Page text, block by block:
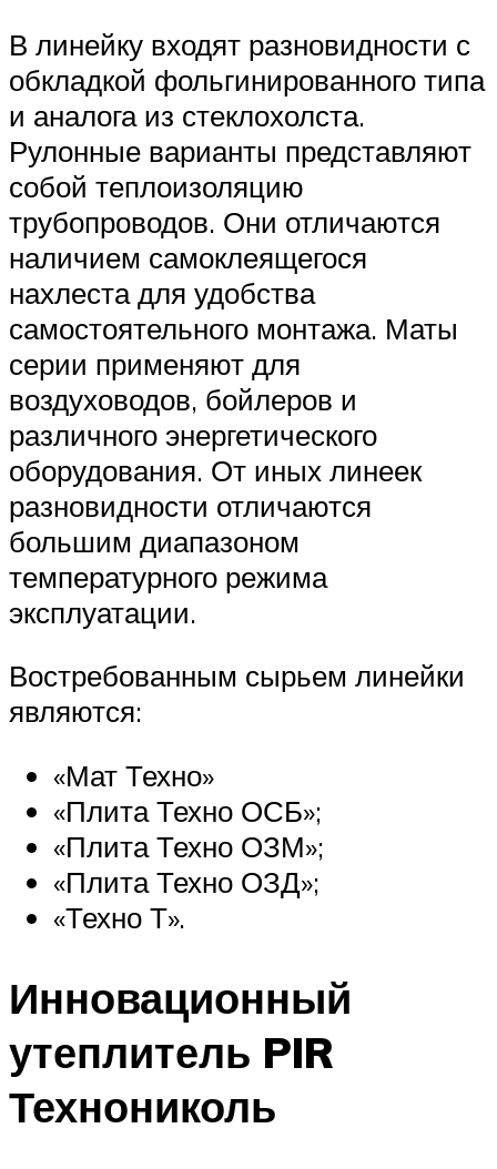
В линейку входят разновидности с
обкладкой фольгинированного типа
и аналога из стеклохолста.
Рулонные варианты представляют
собой теплоизоляцию
трубопроводов. Они отличаются
наличием самоклеящегося
нахлеста для удобства
самостоятельного монтажа. Маты
серии применяют для
воздуховодов, бойлеров и
различного энергетического
оборудования. От иных линеек
разновидности отличаются
большим диапазоном
температурного режима
эксплуатации.
Востребованным сырьем линейки
являются:
«Мат Техно»
«Плита Техно ОСБ»;
«Плита Техно ОЗМ»;
«Плита Техно ОЗД»;
«Техно Т».
Инновационный
утеплитель PIR
Технониколь